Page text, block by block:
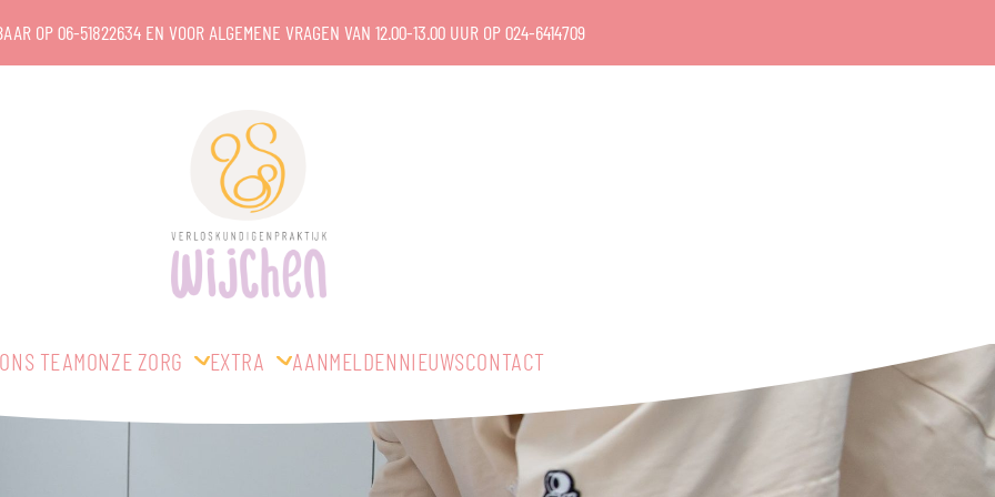
OP06-51822634 EN VOOR ALGEMENE VRAGEN VAN 12.00-13.00 UUR OP024-6414709
ONS TEAMONZE ZORG EXTRA AANMELDENNIEUWSCONTACT